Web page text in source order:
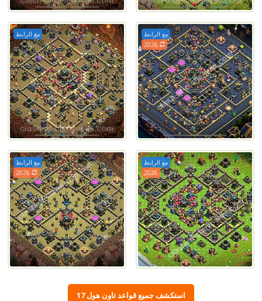
مع الرابط
2026
مع الرابط
مع الرابط
2026
مع الرابط
استكشف جميع قواعد تاون هول 17